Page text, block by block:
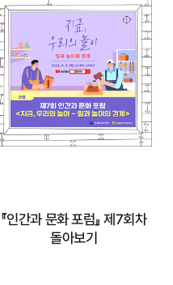
「인간과 기술」 포럼
제3회차 돌아보기
『인간과 문화 포럼』 제7회차
돌아보기